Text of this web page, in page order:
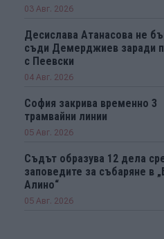
03 Авг. 2026
Десислава Атанасова не
съди Демерджиев заради
с Пеевски
04 Авг. 2026
София закрива временно 3
трамвайни линии
05 Авг. 2026
Съдът образува 12 дела
заповедите за събаряне в
Алино“
05 Авг. 2026